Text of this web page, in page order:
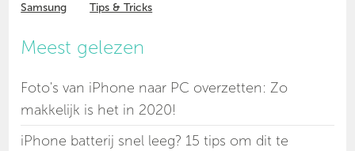
Samsung
Tips & Tricks
Meest gelezen
Foto's van iPhone naar PC overzetten: Zo
makkelijk is het in 2020!
iPhone batterij snel leeg? 15 tips om dit te